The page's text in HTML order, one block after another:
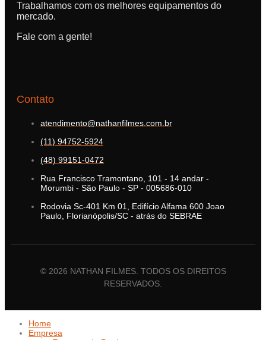
Trabalhamos com os melhores equipamentos do
mercado.
Fale com a gente!
Contato
atendimento@nathanfilmes.com.br
(11) 94752-5924
(48) 99151-0472
Rua Francisco Tramontano, 101 - 14 andar -
Morumbi - São Paulo - SP - 005686-010
Rodovia Sc-401 Km 01, Edifício Alfama 600 Joao
Paulo, Florianópolis/SC - atrás do SEBRAE
© 2026 NATHAN FILMES. TODOS OS DIREITOS
RESERVADOS.
Home
Empresa